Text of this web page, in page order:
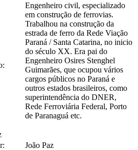
Engenheiro civil, especializado
em construção de ferrovias.
Trabalhou na construção da
estrada de ferro da Rede Viação
Paraná / Santa Catarina, no inicio
do século XX. Era pai do
Engenheiro Osires Stenghel
Guimarães, que ocupou vários
cargos públicos no Paraná e
outros estados brasileiros, como
superintendência do DNER,
Rede Ferroviária Federal, Porto
de Paranaguá etc.
João Paz